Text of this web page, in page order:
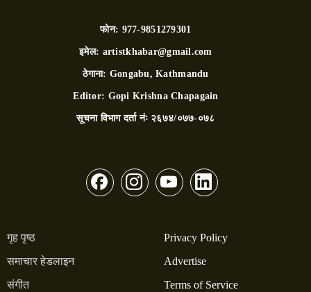
फोन: 977-9851279301
इमेल: artistkhabar@gmail.com
ठेगाना: Gongabu, Kathmandu
Editor: Gopi Krishna Chapagain
सूचना विभाग दर्ता नंः २६७४/०७७-०७८
गृह पृष्ठ
समाचार हेडलाइन
संगीत
Privacy Policy
Advertise
Terms of Service